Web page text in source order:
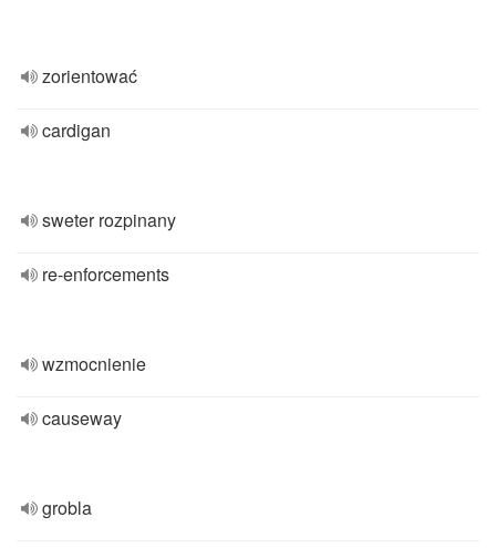
zorientować
cardigan
sweter rozpinany
re-enforcements
wzmocnienie
causeway
grobla